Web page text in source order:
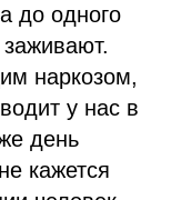
до одного
наркозом,
у нас в
день
кажется